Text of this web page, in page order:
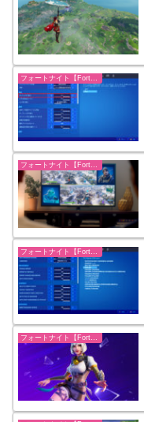
フォートナイト【Fortnite】
フォートナイト【Fortnite】